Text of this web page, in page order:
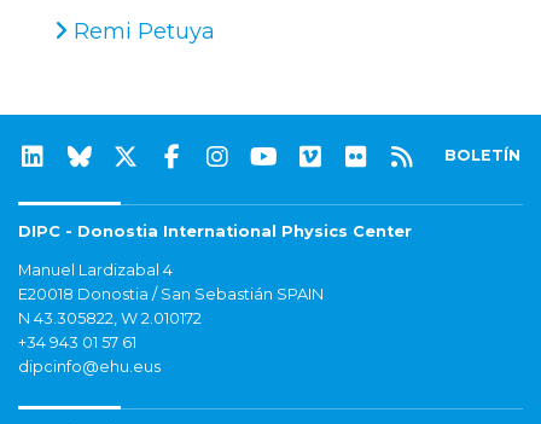
Remi Petuya
BOLETÍN
DIPC - Donostia International Physics Center
Manuel Lardizabal 4
E20018 Donostia / San Sebastián SPAIN
N 43.305822, W 2.010172
+34 943 01 57 61
dipcinfo@ehu.eus